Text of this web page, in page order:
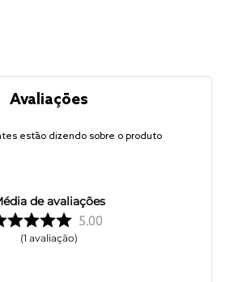
Avaliações
estão dizendo sobre o produto
de avaliações
5.00
1 avaliação